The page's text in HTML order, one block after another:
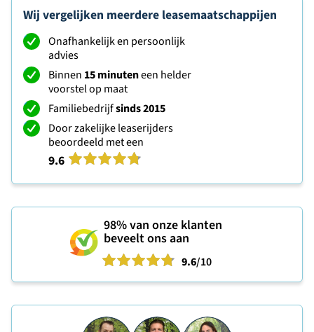
Wij vergelijken meerdere leasemaatschappijen
Onafhankelijk en persoonlijk
advies
Binnen 15 minuteneen helder
voorstel op maat
Familiebedrijfsinds 2015
Door zakelijke leaserijders
beoordeeld met een
9.6
98%van onze klanten
beveelt ons aan
9.6/10